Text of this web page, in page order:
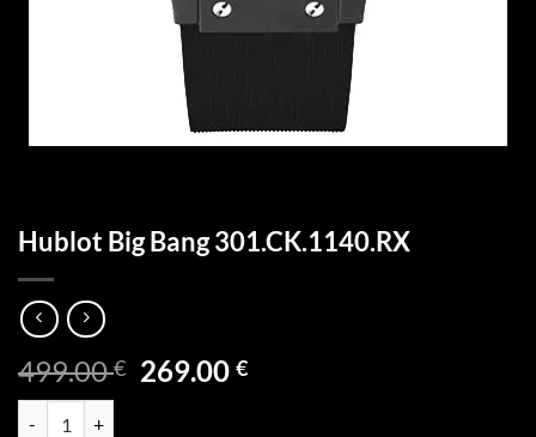
Hublot Big Bang 301.CK.1140.RX
499.00€ Ursprünglicher
269.00€Aktueller